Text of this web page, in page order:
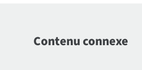
Contenu connexe